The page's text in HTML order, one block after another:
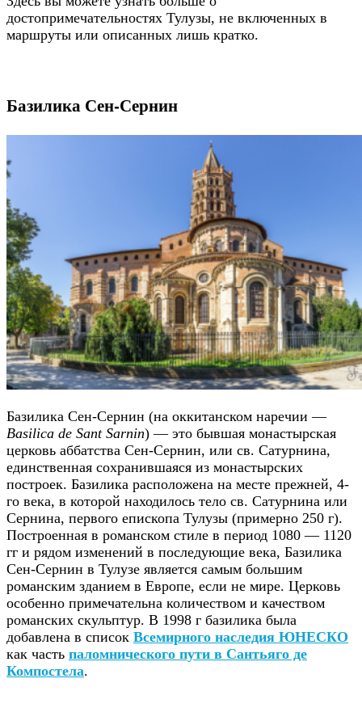
достопримечательностях Тулузы, не включенных в
маршруты или описанных лишь кратко.
Базилика Сен-Сернин
Базилика Сен-Сернин (на оккитанском наречии —
Basilica de Sant Sarnin) — это бывшая монастырская
церковь аббатства Сен-Сернин, или св. Сатурнина,
единственная сохранившаяся из монастырских
построек. Базилика расположена на месте прежней, 4-
го века, в которой находилось тело св. Сатурнина или
Сернина, первого епископа Тулузы (примерно 250 г).
Построенная в романском стиле в период 1080 — 1120
гг и рядом изменений в последующие века, Базилика
Сен-Сернин в Тулузе является самым большим
романским зданием в Европе, если не мире. Церковь
особенно примечательна количеством и качеством
романских скульптур. В 1998 г базилика была
добавлена в список Всемирного наследия ЮНЕСКО
как часть паломнического пути в Сантьяго де
Компостела.